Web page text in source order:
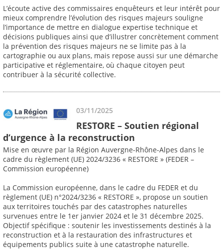
L’écoute active des commissaires enquêteurs et leur intérêt pour
mieux comprendre l’évolution des risques majeurs souligne
l’importance de mettre en dialogue expertise technique et
décisions publiques ainsi que d’illustrer concrètement comment
la prévention des risques majeurs ne se limite pas à la
cartographie ou aux plans, mais repose aussi sur une démarche
participative et réglementaire, où chaque citoyen peut
contribuer à la sécurité collective.
03/11/2025
RESTORE – Soutien régional
d’urgence à la reconstruction
Mise en œuvre par la Région Auvergne-Rhône-Alpes dans le
cadre du règlement (UE) 2024/3236 « RESTORE » (FEDER –
Commission européenne)
La Commission européenne, dans le cadre du FEDER et du
règlement (UE) n°2024/3236 « RESTORE », propose un soutien
aux territoires touchés par des catastrophes naturelles
survenues entre le 1er janvier 2024 et le 31 décembre 2025.
Objectif spécifique : soutenir les investissements destinés à la
reconstruction et à la restauration des infrastructures et
équipements publics suite à une catastrophe naturelle.